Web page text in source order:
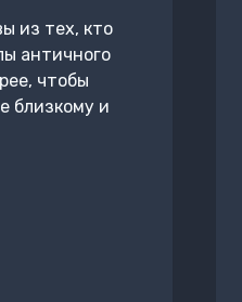
из тех, кто
античного
чтобы
близкому и